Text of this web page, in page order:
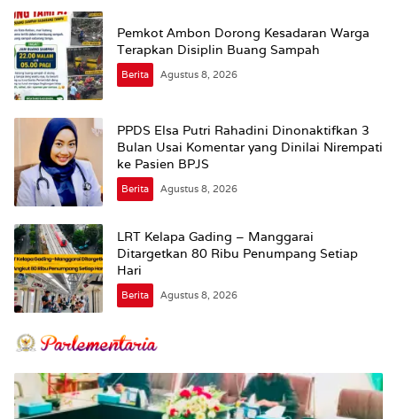
Pemkot Ambon Dorong Kesadaran Warga
Terapkan Disiplin Buang Sampah
Berita Agustus 8, 2026
PPDS Elsa Putri Rahadini Dinonaktifkan 3
Bulan Usai Komentar yang Dinilai Nirempati
ke Pasien BPJS
Berita Agustus 8, 2026
LRT Kelapa Gading – Manggarai
Ditargetkan 80 Ribu Penumpang Setiap
Hari
Berita Agustus 8, 2026